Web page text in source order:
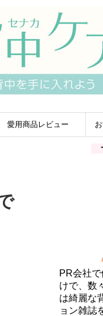
愛用商品レビュー
PR会社
けで、数
は綺麗な
ョン雑誌